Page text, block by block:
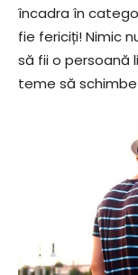
încadra în
fie fericiți! Nimic
să fii o persoană
teme să